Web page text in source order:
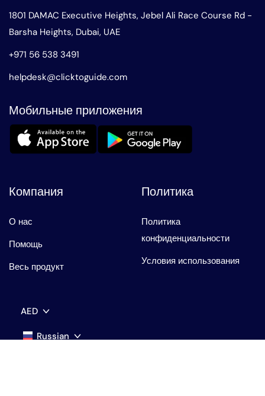
1801 DAMAC Executive Heights, Jebel Ali Race Course Rd -
Barsha Heights, Dubai, UAE
+971 56 538 3491
helpdesk@clicktoguide.com
Мобильные приложения
Компания
О нас
Помощь
Весь продукт
Политика
Политика
конфиденциальности
Условия использования
AED
Russian